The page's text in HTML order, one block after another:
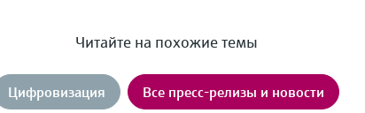
Читайте на похожие темы
Цифровизация Все пресс-релизы и новости